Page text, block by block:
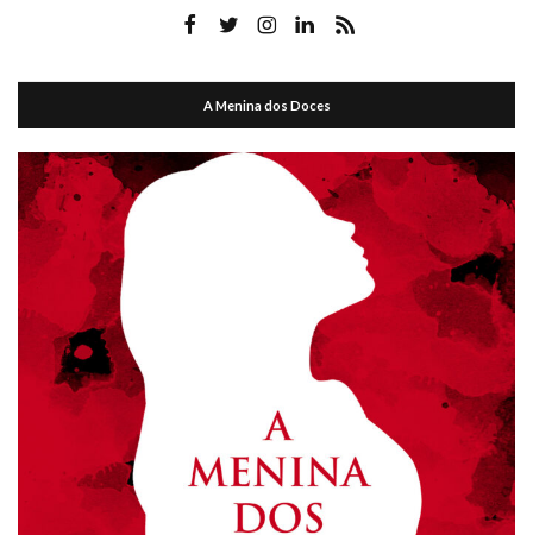
A Menina dos Doces